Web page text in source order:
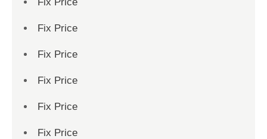
Fix Price
Fix Price
Fix Price
Fix Price
Fix Price